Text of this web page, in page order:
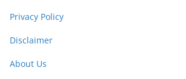
Privacy Policy
Disclaimer
About Us